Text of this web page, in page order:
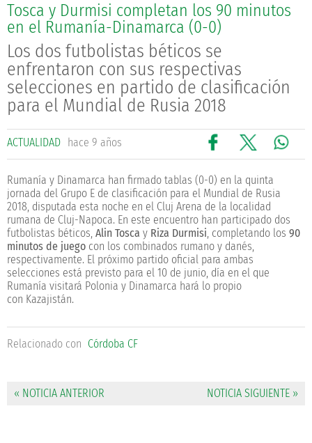
Tosca y Durmisi completan los 90 minutos
en el Rumanía-Dinamarca (0-0)
Los dos futbolistas béticos se
enfrentaron con sus respectivas
selecciones en partido de clasificación
para el Mundial de Rusia 2018
ACTUALIDAD hace 9 años
Rumanía y Dinamarca han firmado tablas (0-0) en la quinta
jornada del Grupo E de clasificación para el Mundial de Rusia
2018, disputada esta noche en el Cluj Arena de la localidad
rumana de Cluj-Napoca. En este encuentro han participado dos
futbolistas béticos, Alin Tosca y Riza Durmisi, completando los 90
minutos de juego con los combinados rumano y danés,
respectivamente. El próximo partido oficial para ambas
selecciones está previsto para el 10 de junio, día en el que
Rumanía visitará Polonia y Dinamarca hará lo propio
con Kazajistán.
Relacionado con Córdoba CF
« NOTICIA ANTERIOR NOTICIA SIGUIENTE »